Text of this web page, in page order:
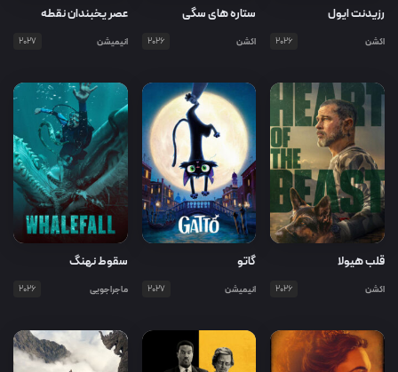
رزیدنت ایول
اکشن 2026
ستاره های سگی
اکشن 2026
عصر یخبندان نقطه
جوش
انیمیشن 2027
قلب هیولا
اکشن 2026
گاتو
انیمیشن 2027
سقوط نهنگ
ماجراجویی 2026